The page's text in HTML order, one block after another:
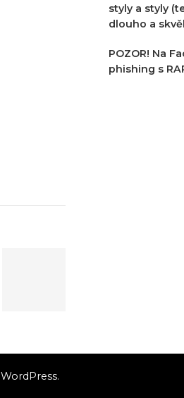
styly a styly
dlouho a
POZOR! Na
phishing s
WordPress.